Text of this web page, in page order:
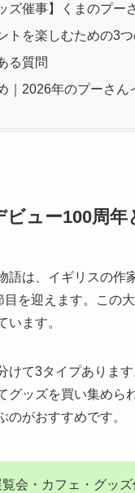
ズ催事】くまのプー
トを楽しむための3つ
る質問
｜2026年のプーさ
ビュー100周
語は、イギリスの
目を迎えます。この
います。
けて3タイプありま
グッズを買い集め
のがおすすめです。
覧会・カフェ・グッ